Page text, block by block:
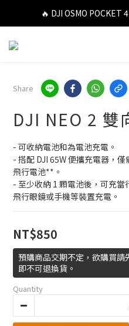
🔥 DJI OSMO POCKET
🔥 DJI OSMO POCKET
🔥 Insta360 Luna
🔥 DJI OSMO POCKET
Share
DJI NEO 2 雙
- 可收納電池和為電池充電。
- 搭配 DJI 65W 便攜充電器，
飛行電池**。
- 至少收納 1 顆電池後，可充
飛行眼鏡或手機等裝置充電。
NT$850
預購商品交期不定，欲購買請
即不可退換貨。
Quantity